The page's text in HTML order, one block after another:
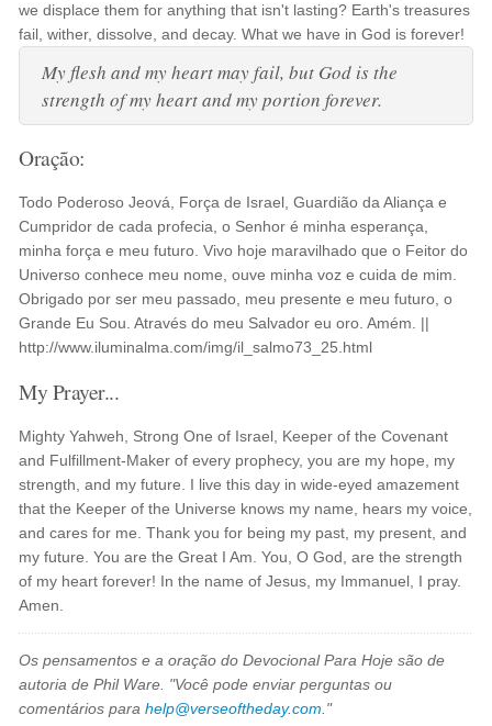
we displace them for anything that isn't lasting? Earth's treasures
fail, wither, dissolve, and decay. What we have in God is forever!
My flesh and my heart may fail, but God is the
strength of my heart and my portion forever.
Oração:
Todo Poderoso Jeová, Força de Israel, Guardião da Aliança e
Cumpridor de cada profecia, o Senhor é minha esperança,
minha força e meu futuro. Vivo hoje maravilhado que o Feitor do
Universo conhece meu nome, ouve minha voz e cuida de mim.
Obrigado por ser meu passado, meu presente e meu futuro, o
Grande Eu Sou. Através do meu Salvador eu oro. Amém. ||
http://www.iluminalma.com/img/il_salmo73_25.html
My Prayer...
Mighty Yahweh, Strong One of Israel, Keeper of the Covenant
and Fulfillment-Maker of every prophecy, you are my hope, my
strength, and my future. I live this day in wide-eyed amazement
that the Keeper of the Universe knows my name, hears my voice,
and cares for me. Thank you for being my past, my present, and
my future. You are the Great I Am. You, O God, are the strength
of my heart forever! In the name of Jesus, my Immanuel, I pray.
Amen.
Os pensamentos e a oração do Devocional Para Hoje são de
autoria de Phil Ware. "Você pode enviar perguntas ou
comentários parahelp@verseoftheday.com ."